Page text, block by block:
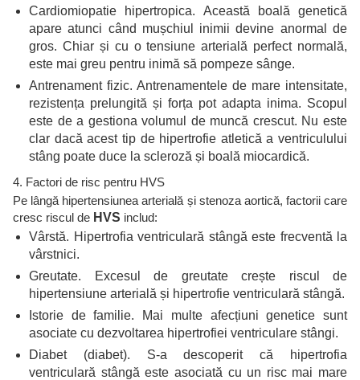
Cardiomiopatie hipertropica. Această boală genetică
apare atunci când mușchiul inimii devine anormal de
gros. Chiar și cu o tensiune arterială perfect normală,
este mai greu pentru inimă să pompeze sânge.
Antrenament fizic. Antrenamentele de mare intensitate,
rezistența prelungită și forța pot adapta inima. Scopul
este de a gestiona volumul de muncă crescut. Nu este
clar dacă acest tip de hipertrofie atletică a ventriculului
stâng poate duce la scleroză și boală miocardică.
4. Factori de risc pentru HVS
Pe lângă hipertensiunea arterială și stenoza aortică, factorii care
cresc riscul de HVS includ:
Vârstă. Hipertrofia ventriculară stângă este frecventă la
vârstnici.
Greutate. Excesul de greutate crește riscul de
hipertensiune arterială și hipertrofie ventriculară stângă.
Istorie de familie. Mai multe afecțiuni genetice sunt
asociate cu dezvoltarea hipertrofiei ventriculare stângi.
Diabet (diabet). S-a descoperit că hipertrofia
ventriculară stângă este asociată cu un risc mai mare